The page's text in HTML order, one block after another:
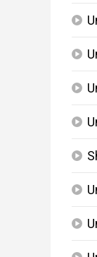
play_arrow
play_arrow
play_arrow
play_arrow
play_arrow
play_arrow
play_arrow